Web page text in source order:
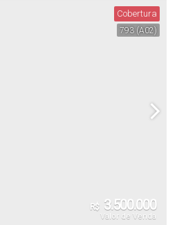
793 (A02)
Cobertura
R$ 3.500.000
Valor de Venda